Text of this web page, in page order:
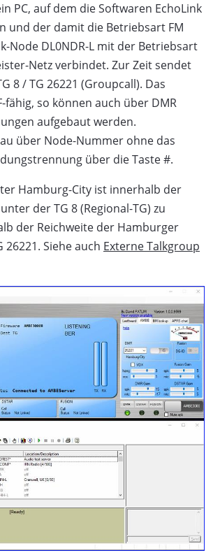
PC, auf dem die Softwaren EchoLink
und der damit die Betriebsart FM
Node DL0NDR-L mit der Betriebsart
Netz verbindet. Zur Zeit sendet
8 / TG 26221 (Groupcall). Das
fähig, so können auch über DMR
aufgebaut werden.
über Node-Nummer ohne das
über die Taste #.
Hamburg-City ist innerhalb der
der TG 8 (Regional-TG) zu
der Reichweite der Hamburger
26221. Siehe auch Externe Talkgroup